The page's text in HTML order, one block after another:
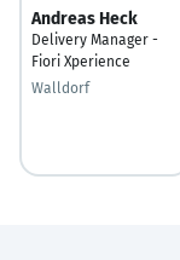
Andreas Heck
Delivery Manager -
Fiori Xperience
Walldorf